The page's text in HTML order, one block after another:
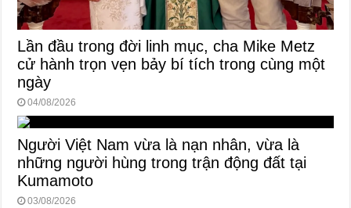
Lần đầu trong đời linh mục, cha Mike Metz
cử hành trọn vẹn bảy bí tích trong cùng một
ngày
04/08/2026
Người Việt Nam vừa là nạn nhân, vừa là
những người hùng trong trận động đất tại
Kumamoto
03/08/2026